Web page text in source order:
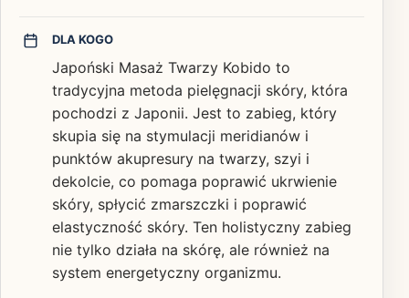
DLA KOGO
Japoński Masaż Twarzy Kobido to
tradycyjna metoda pielęgnacji skóry, która
pochodzi z Japonii. Jest to zabieg, który
skupia się na stymulacji meridianów i
punktów akupresury na twarzy, szyi i
dekolcie, co pomaga poprawić ukrwienie
skóry, spłycić zmarszczki i poprawić
elastyczność skóry. Ten holistyczny zabieg
nie tylko działa na skórę, ale również na
system energetyczny organizmu.